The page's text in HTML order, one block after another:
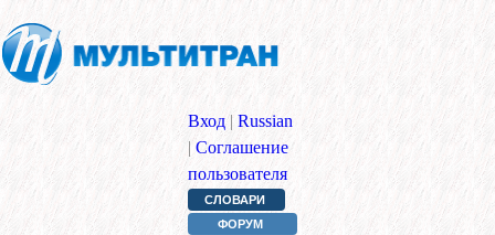
Вход | Russian
| Соглашение
пользователя
СЛОВАРИ
ФОРУМ